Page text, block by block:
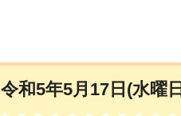
令和5年5月17日(水